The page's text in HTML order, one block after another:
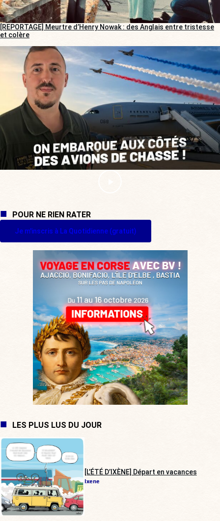
[REPORTAGE] Meurtre d’Henry Nowak : des Anglais entre tristesse
et colère
POUR NE RIEN RATER
Je m'inscris à La Quotidienne (gratuit)
LES PLUS LUS DU JOUR
[L’ÉTÉ D’IXÈNE] Départ en vacances
Ixene